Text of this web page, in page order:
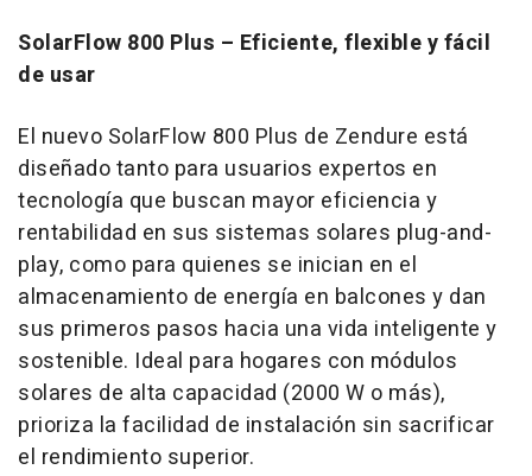
SolarFlow 800 Plus – Eficiente, flexible y fácil
de usar
El nuevo SolarFlow 800 Plus de Zendure está
diseñado tanto para usuarios expertos en
tecnología que buscan mayor eficiencia y
rentabilidad en sus sistemas solares plug-and-
play, como para quienes se inician en el
almacenamiento de energía en balcones y dan
sus primeros pasos hacia una vida inteligente y
sostenible. Ideal para hogares con módulos
solares de alta capacidad (2000 W o más),
prioriza la facilidad de instalación sin sacrificar
el rendimiento superior.